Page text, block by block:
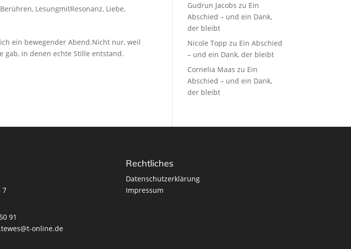
, LesungmitResonanz, Liebe,
ein bewegender Abend.Nicht nur, weil
gab, in denen echte Stille entstand.
Gudrun Jacobs zu Ein
Abschied – und ein Dank,
der bleibt
Nicole Topp zu Ein Abschied
– und ein Dank, der bleibt
Cornelia Maas zu Ein
Abschied – und ein Dank,
der bleibt
7
91
online.de
Rechtliches
Datenschutzerklärung
Impressum